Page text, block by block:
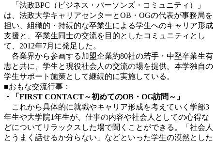
「法政BPC（ビジネス・パーソンズ・コミュニティ）」
は、法政大学キャリアセンターとOB・OGの代表が事務局を
担い、組織的・持続的な卒業生による学生へのキャリア形成
支援と、卒業生同士の交流を目的としたコミュニティとし
て、2012年7月に発足した。
各業界から参画する加盟企業約80社の若手・中堅卒業生有
志と共に、学生と現役社会人の交流の場を提供。本学独自の
学生サポート施策として継続的に実施している。
■おもな交流行事：
・「FIRST CONTACT～初めてのOB・OG訪問～」
これから具体的に就職やキャリア形成を考えていく学部3
年生や大学院1年生が、仕事の内容や社会人としての心得な
どについてリラックスした場で聞くことができる。「社会人
とうまく話せるか分らない」などといった学生の漠然とした